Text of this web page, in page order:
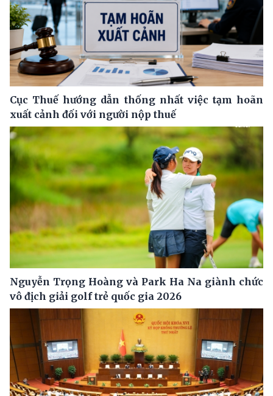
Cục Thuế hướng dẫn thống nhất việc tạm hoãn
xuất cảnh đối với người nộp thuế
Nguyễn Trọng Hoàng và Park Ha Na giành chức
vô địch giải golf trẻ quốc gia 2026